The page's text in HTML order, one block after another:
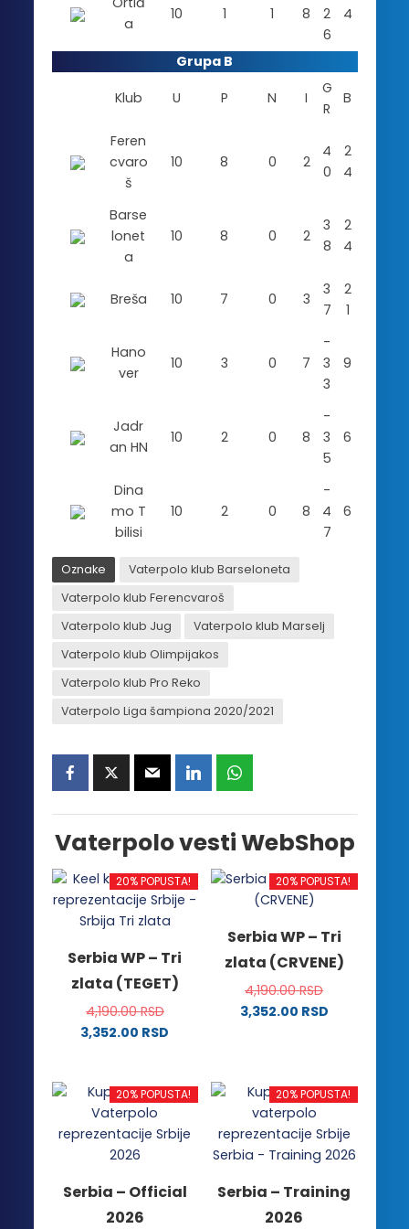
a
10 1 1 8
2
6
4
Grupa B
Klub
U P N I
G
R
B
Feren
cvaro
š
10 8 0 2
4
0
2
4
Barse
lonet
a
10 8 0 2
3
8
2
4
Breša 10 7 0 3
3
7
2
1
Hano
ver
10 3 0 7
-
3
3
9
Jadr
an HN
10 2 0 8
-
3
5
6
Dina
mo T
bilisi
10 2 0 8
-
4
7
6
Oznake
Vaterpolo klub Barseloneta
Vaterpolo klub Ferencvaroš
Vaterpolo klub Jug
Vaterpolo klub Marselj
Vaterpolo klub Olimpijakos
Vaterpolo klub Pro Reko
Vaterpolo Liga šampiona 2020/2021
Vaterpolo vesti WebShop
20% POPUSTA!
Serbia WP – Tri
zlata (TEGET)
4,190.00RSD
3,352.00 RSD
ima
više
varijanti.
Opcije
biti
izabrane
20% POPUSTA!
Serbia WP – Tri
zlata (CRVENE)
4,190.00RSD
3,352.00 RSD
više
varijanti.
Opcije
mogu
izabrane
na
20% POPUSTA!
Serbia – Official
2026
20% POPUSTA!
Serbia – Training
2026